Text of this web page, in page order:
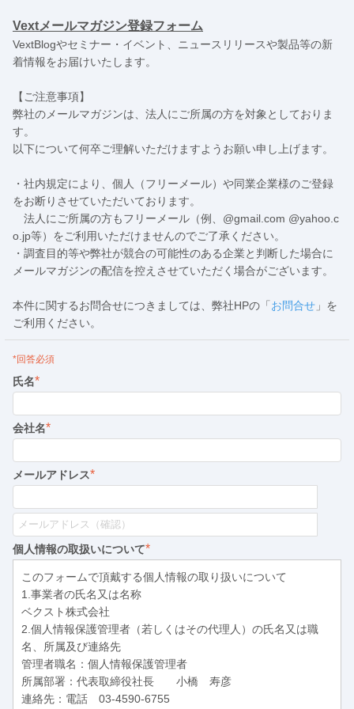
Vextメールマガジン登録フォーム
VextBlogやセミナー・イベント、ニュースリリースや製品等の新
着情報をお届けいたします。
【ご注意事項】
弊社のメールマガジンは、法人にご所属の方を対象としておりま
す。
以下について何卒ご理解いただけますようお願い申し上げます。
・社内規定により、個人（フリーメール）や同業企業様のご登録
をお断りさせていただいております。
法人にご所属の方もフリーメール（例、@gmail.com @yahoo.c
o.jp等）をご利用いただけませんのでご了承ください。
・調査目的等や弊社が競合の可能性のある企業と判断した場合に
メールマガジンの配信を控えさせていただく場合がございます。
本件に関するお問合せにつきましては、弊社HPの「 お問合せ 」を
ご利用ください。
*回答必須
氏名*
会社名*
メールアドレス*
個人情報の取扱いについて*
このフォームで頂戴する個人情報の取り扱いについて
1.事業者の氏名又は名称
ベクスト株式会社
2.個人情報保護管理者（若しくはその代理人）の氏名又は職
名、所属及び連絡先
管理者職名：個人情報保護管理者
所属部署：代表取締役社長 小橋 寿彦
連絡先：電話 03‐4590‐6755